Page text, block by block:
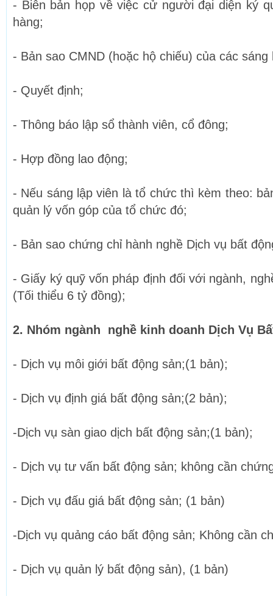
- Biên bản họp về việc cử người đại diện ký
hàng;
- Bản sao CMND (hoặc hộ chiếu) của các
- Quyết định;
- Thông báo lập sổ thành viên, cổ đông;
- Hợp đồng lao động;
- Nếu sáng lập viên là tổ chức thì kèm theo:
quản lý vốn góp của tổ chức đó;
- Bản sao chứng chỉ hành nghề Dịch vụ bất
- Giấy ký quỹ vốn pháp định đối với ngành,
(Tối thiểu 6 tỷ đồng);
2. Nhóm ngành nghề kinh doanh Dịch Vụ
- Dịch vụ môi giới bất động sản;(1 bản);
- Dịch vụ định giá bất động sản;(2 bản);
-Dịch vụ sàn giao dịch bất động sản;(1 bản);
- Dịch vụ tư vấn bất động sản; không cần
- Dịch vụ đấu giá bất động sản; (1 bản)
-Dịch vụ quảng cáo bất động sản; Không cần
- Dịch vụ quản lý bất động sản), (1 bản)